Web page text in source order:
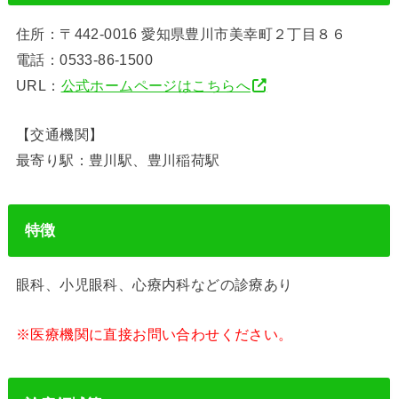
住所：〒442-0016 愛知県豊川市美幸町２丁目８６
電話：0533-86-1500
URL： 公式ホームページはこちらへ
【交通機関】
最寄り駅：豊川駅、豊川稲荷駅
特徴
眼科、小児眼科、心療内科などの診療あり
※医療機関に直接お問い合わせください。